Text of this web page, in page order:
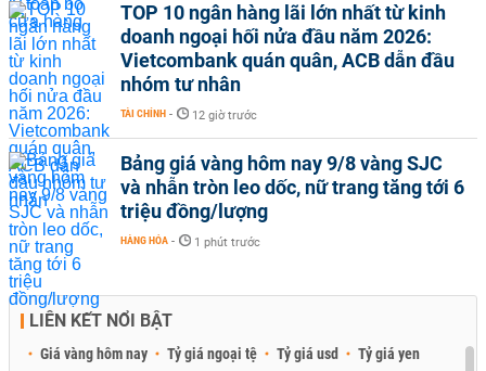
TOP 10 ngân hàng lãi lớn nhất từ kinh
doanh ngoại hối nửa đầu năm 2026:
Vietcombank quán quân, ACB dẫn đầu
nhóm tư nhân
TÀI CHÍNH - 12 giờ trước
Bảng giá vàng hôm nay 9/8 vàng SJC
và nhẫn tròn leo dốc, nữ trang tăng tới 6
triệu đồng/lượng
HÀNG HÓA - 1 phút trước
LIÊN KẾT NỔI BẬT
Giá vàng hôm nay Tỷ giá ngoại tệ Tỷ giá usd
Tỷ giá yen